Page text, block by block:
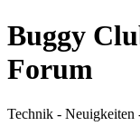
Buggy
Forum
Technik - Neuigkeiten